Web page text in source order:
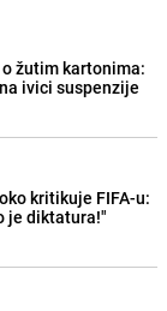
žutim kartonima:
ivici suspenzije
kritikuje FIFA-u:
je diktatura!"